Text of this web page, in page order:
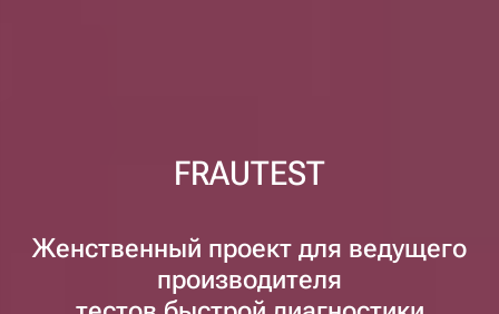
FRAUTEST
Женственный проект для ведущего
производителя